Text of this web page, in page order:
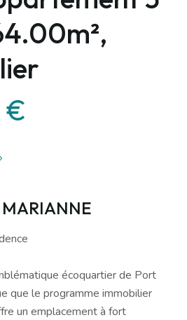
€
MARIANNE
écoquartier de Port
que le programme immobilier
un emplacement à fort